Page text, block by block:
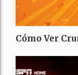
Cómo Ver